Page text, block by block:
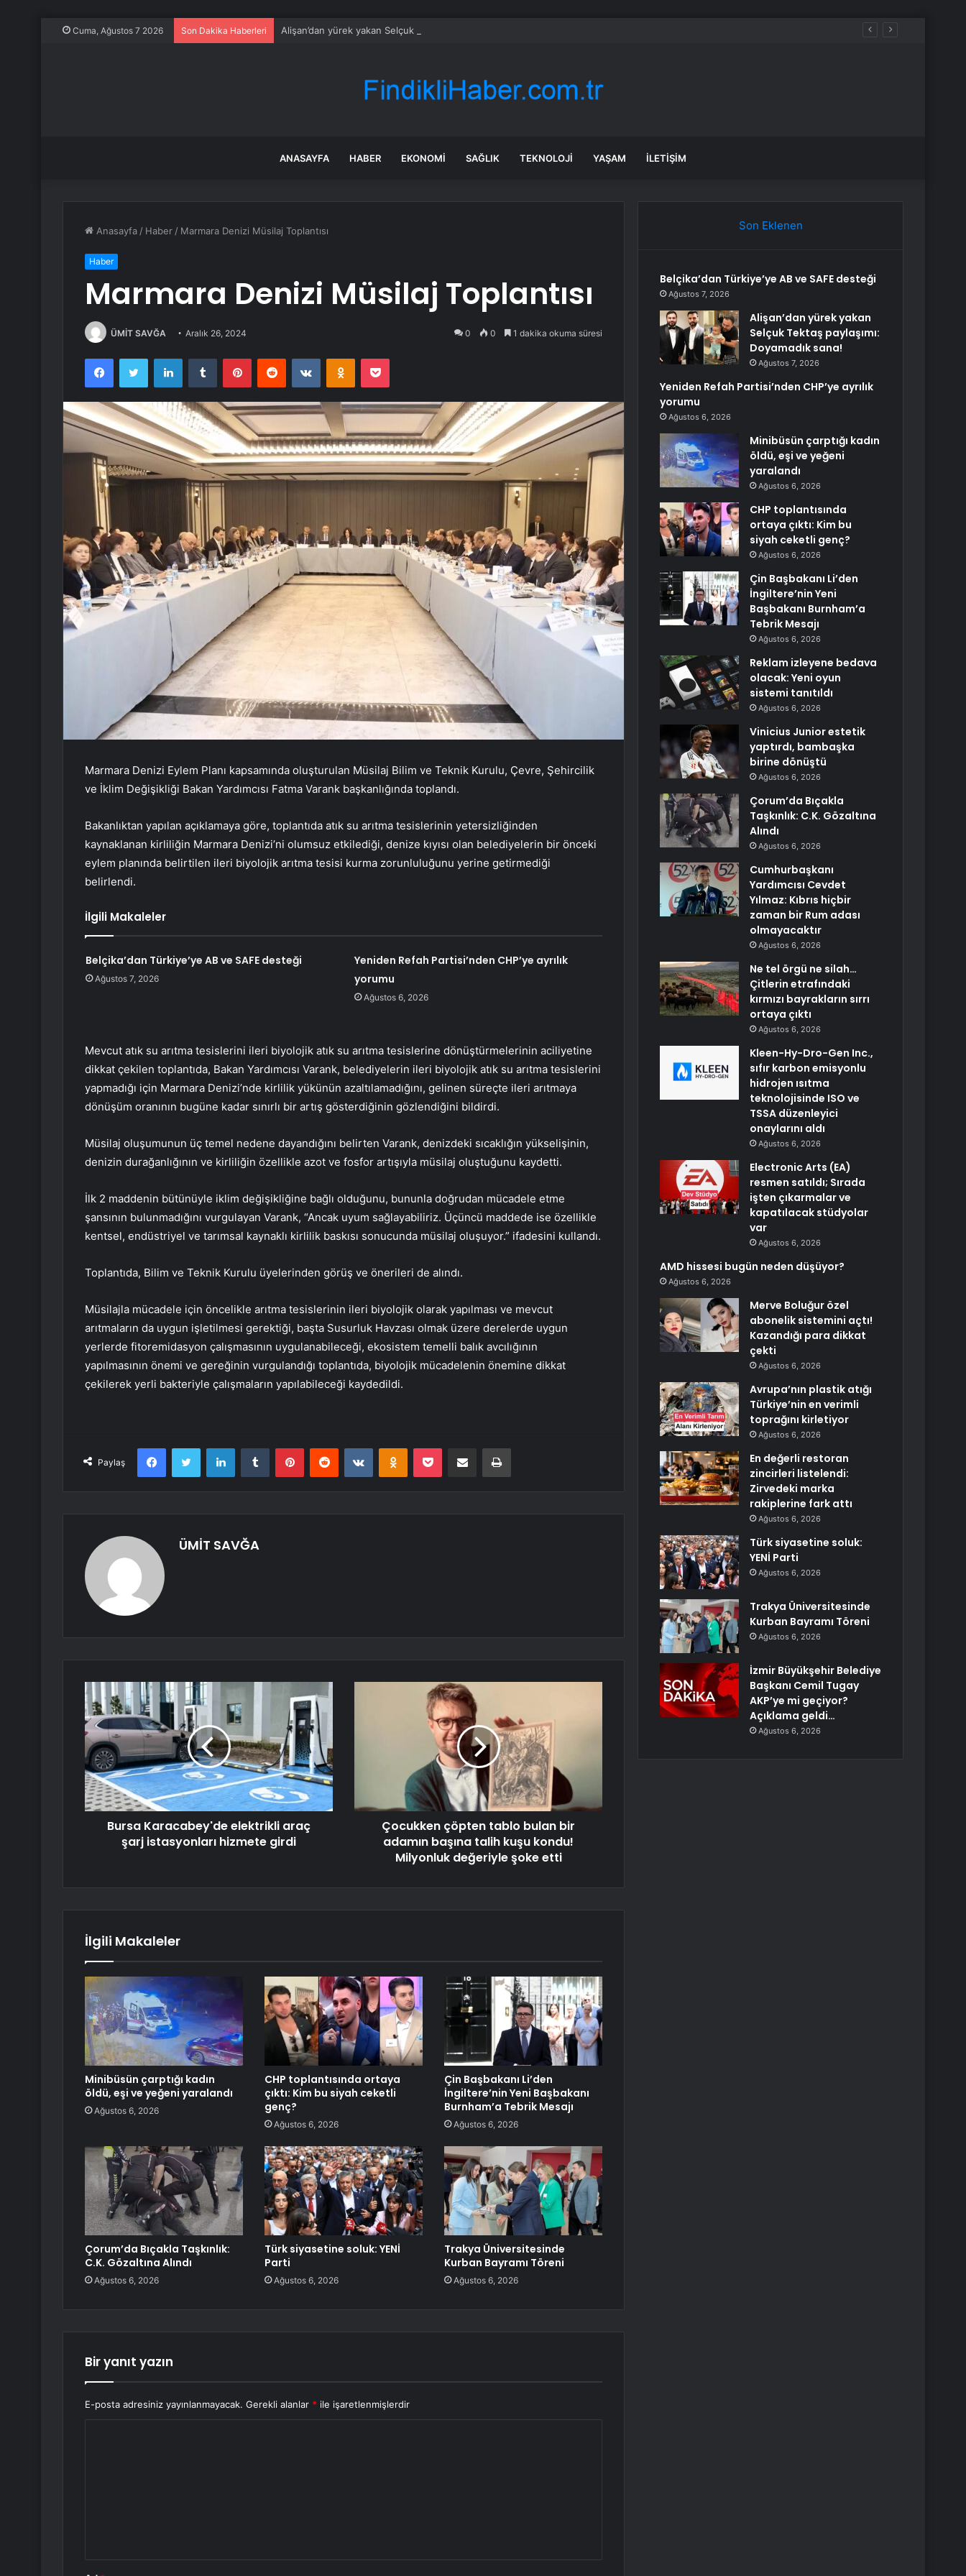
Cuma, Ağustos 7 2026 Son Dakika Haberleri Alişan’dan yürek yakan Selçuk Tektaş paylaşımı: Doyamadık sana!
ANASAYFA HABER EKONOMI SAĞLIK TEKNOLOJI YAŞAM İLETIŞIM
Anasayfa / Haber / Marmara Denizi Müsilaj Toplantısı
Haber
Marmara Denizi Müsilaj Toplantısı
ÜMİT SAVĞA Aralık 26, 2024 0 0 1 dakika okuma süresi
FacebookTwitter LinkedInTumblr PinterestReddit VKontakteOdnoklassniki
Pocket
Marmara Denizi Eylem Planı kapsamında oluşturulan Müsilaj Bilim ve Teknik Kurulu, Çevre, Şehircilik
ve İklim Değişikliği Bakan Yardımcısı Fatma Varank başkanlığında toplandı.
Bakanlıktan yapılan açıklamaya göre, toplantıda atık su arıtma tesislerinin yetersizliğinden
kaynaklanan kirliliğin Marmara Denizi’ni olumsuz etkilediği, denize kıyısı olan belediyelerin bir önceki
eylem planında belirtilen ileri biyolojik arıtma tesisi kurma zorunluluğunu yerine getirmediği
belirlendi.
İlgili Makaleler
Belçika’dan Türkiye’ye AB ve SAFE desteği
Ağustos 7, 2026
Yeniden Refah Partisi’nden CHP’ye ayrılık
yorumu
Ağustos 6, 2026
Mevcut atık su arıtma tesislerini ileri biyolojik atık su arıtma tesislerine dönüştürmelerinin aciliyetine
dikkat çekilen toplantıda, Bakan Yardımcısı Varank, belediyelerin ileri biyolojik atık su arıtma tesislerini
yapmadığı için Marmara Denizi’nde kirlilik yükünün azaltılamadığını, gelinen süreçte ileri arıtmaya
dönüşüm oranının bugüne kadar sınırlı bir artış gösterdiğinin gözlendiğini bildirdi.
Müsilaj oluşumunun üç temel nedene dayandığını belirten Varank, denizdeki sıcaklığın yükselişinin,
denizin durağanlığının ve kirliliğin özellikle azot ve fosfor artışıyla müsilaj oluştuğunu kaydetti.
İlk 2 maddenin bütünüyle iklim değişikliğine bağlı olduğunu, bununla doğrudan mücadele etme
şansının bulunmadığını vurgulayan Varank, “Ancak uyum sağlayabiliriz. Üçüncü maddede ise özellikle
kentsel, endüstriyel ve tarımsal kaynaklı kirlilik baskısı sonucunda müsilaj oluşuyor.” ifadesini kullandı.
Toplantıda, Bilim ve Teknik Kurulu üyelerinden görüş ve önerileri de alındı.
Müsilajla mücadele için öncelikle arıtma tesislerinin ileri biyolojik olarak yapılması ve mevcut
arıtmaların da uygun işletilmesi gerektiği, başta Susurluk Havzası olmak üzere derelerde uygun
yerlerde fitoremidasyon çalışmasının uygulanabileceği, ekosistem temelli balık avcılığının
yapılmasının önemi ve gereğinin vurgulandığı toplantıda, biyolojik mücadelenin önemine dikkat
çekilerek yerli bakteriyle çalışmaların yapılabileceği kaydedildi.
Paylaş
FacebookTwitter LinkedInTumblr PinterestReddit VKontakteOdnoklassniki
Pocket E-Posta ile paylaş Yazdır
ÜMİT SAVĞA
Bursa Karacabey'de elektrikli araç
şarj istasyonları hizmete girdi
Çocukken çöpten tablo bulan bir
adamın başına talih kuşu kondu!
Milyonluk değeriyle şoke etti
İlgili Makaleler
Minibüsün çarptığı kadın
öldü, eşi ve yeğeni yaralandı
Ağustos 6, 2026
CHP toplantısında ortaya
çıktı: Kim bu siyah ceketli
genç?
Ağustos 6, 2026
Çin Başbakanı Li’den
İngiltere’nin Yeni Başbakanı
Burnham’a Tebrik Mesajı
Ağustos 6, 2026
Çorum’da Bıçakla Taşkınlık:
C.K. Gözaltına Alındı
Ağustos 6, 2026
Türk siyasetine soluk: YENİ
Parti
Ağustos 6, 2026
Trakya Üniversitesinde
Kurban Bayramı Töreni
Ağustos 6, 2026
Bir yanıt yazın
E-posta adresiniz yayınlanmayacak. Gerekli alanlar * ile işaretlenmişlerdir
Son Eklenen
Belçika’dan Türkiye’ye AB ve SAFE desteği
Ağustos 7, 2026
Alişan’dan yürek yakan
Selçuk Tektaş paylaşımı:
Doyamadık sana!
Ağustos 7, 2026
Yeniden Refah Partisi’nden CHP’ye ayrılık
yorumu
Ağustos 6, 2026
Minibüsün çarptığı kadın
öldü, eşi ve yeğeni
yaralandı
Ağustos 6, 2026
CHP toplantısında
ortaya çıktı: Kim bu
siyah ceketli genç?
Ağustos 6, 2026
Çin Başbakanı Li’den
İngiltere’nin Yeni
Başbakanı Burnham’a
Tebrik Mesajı
Ağustos 6, 2026
Reklam izleyene bedava
olacak: Yeni oyun
sistemi tanıtıldı
Ağustos 6, 2026
Vinicius Junior estetik
yaptırdı, bambaşka
birine dönüştü
Ağustos 6, 2026
Çorum’da Bıçakla
Taşkınlık: C.K. Gözaltına
Alındı
Ağustos 6, 2026
Cumhurbaşkanı
Yardımcısı Cevdet
Yılmaz: Kıbrıs hiçbir
zaman bir Rum adası
olmayacaktır
Ağustos 6, 2026
Ne tel örgü ne silah…
Çitlerin etrafındaki
kırmızı bayrakların sırrı
ortaya çıktı
Ağustos 6, 2026
Kleen-Hy-Dro-Gen Inc.,
sıfır karbon emisyonlu
hidrojen ısıtma
teknolojisinde ISO ve
TSSA düzenleyici
onaylarını aldı
Ağustos 6, 2026
Electronic Arts (EA)
resmen satıldı; Sırada
işten çıkarmalar ve
kapatılacak stüdyolar
var
Ağustos 6, 2026
AMD hissesi bugün neden düşüyor?
Ağustos 6, 2026
Merve Boluğur özel
abonelik sistemini açtı!
Kazandığı para dikkat
çekti
Ağustos 6, 2026
Avrupa’nın plastik atığı
Türkiye’nin en verimli
toprağını kirletiyor
Ağustos 6, 2026
En değerli restoran
zincirleri listelendi:
Zirvedeki marka
rakiplerine fark attı
Ağustos 6, 2026
Türk siyasetine soluk:
YENİ Parti
Ağustos 6, 2026
Trakya Üniversitesinde
Kurban Bayramı Töreni
Ağustos 6, 2026
İzmir Büyükşehir Belediye
Başkanı Cemil Tugay
AKP’ye mi geçiyor?
Açıklama geldi…
Ağustos 6, 2026